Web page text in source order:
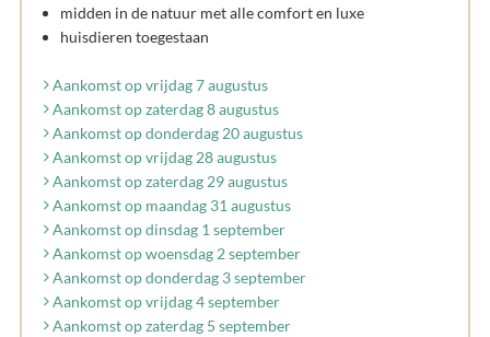
midden in de natuur met alle comfort en luxe
huisdieren toegestaan
Aankomst op vrijdag 7 augustus
Aankomst op zaterdag 8 augustus
Aankomst op donderdag 20 augustus
Aankomst op vrijdag 28 augustus
Aankomst op zaterdag 29 augustus
Aankomst op maandag 31 augustus
Aankomst op dinsdag 1 september
Aankomst op woensdag 2 september
Aankomst op donderdag 3 september
Aankomst op vrijdag 4 september
Aankomst op zaterdag 5 september